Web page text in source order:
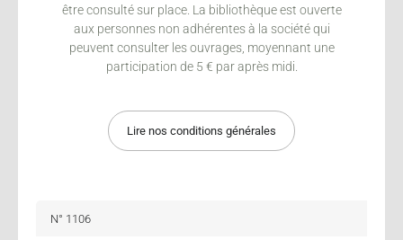
être consulté sur place. La bibliothèque est ouverte
aux personnes non adhérentes à la société qui
peuvent consulter les ouvrages, moyennant une
participation de 5 € par après midi.
Lire nos conditions générales